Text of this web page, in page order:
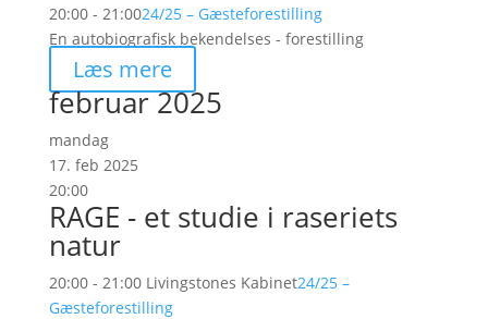
20:00 - 21:0024/25 – Gæsteforestilling
En autobiografisk bekendelses - forestilling
Læs mere
februar 2025
mandag
17. feb 2025
20:00
RAGE - et studie i raseriets
natur
20:00 - 21:00 Livingstones Kabinet24/25 –
Gæsteforestilling